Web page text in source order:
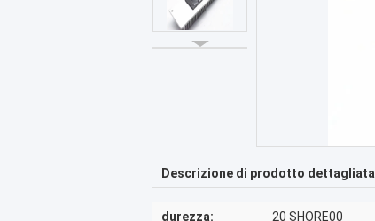
Descrizione di prodotto dettagliata
durezza: 20 SHORE00